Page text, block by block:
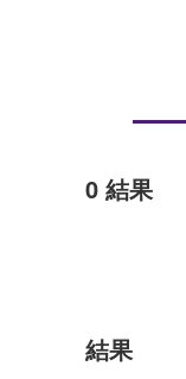
0 結果
結果